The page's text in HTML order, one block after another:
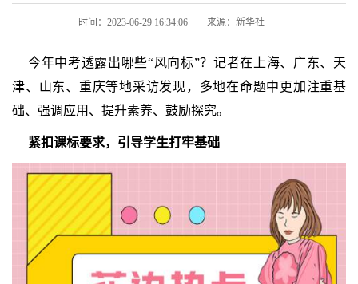
时间：2023-06-29 16:34:06 来源：新华社
今年中考透露出哪些“风向标”？记者在上海、广东、天
津、山东、重庆等地采访发现，多地在命题中更加注重基
础、强调应用、提升素养、鼓励探究。
紧扣课标要求，引导学生打牢基础